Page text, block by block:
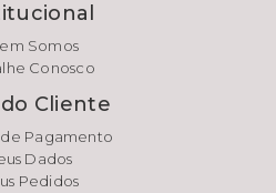
Somos
Conosco
Cliente
de Pagamento
Dados
Pedidos